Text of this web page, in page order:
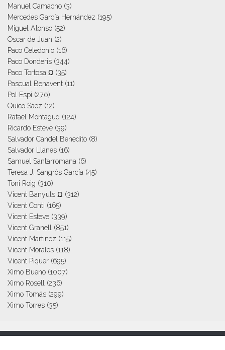
Manuel Camacho (3)
Mercedes García Hernández (195)
Miguel Alonso (52)
Oscar de Juan (2)
Paco Celedonio (16)
Paco Donderis (344)
Paco Tortosa Ω (35)
Pascual Benavent (11)
Pol Espi (270)
Quico Sáez (12)
Rafael Montagud (124)
Ricardo Esteve (39)
Salvador Candel Benedito (8)
Salvador Llanes (16)
Samuel Santarromana (6)
Teresa J. Sangrós García (45)
Toni Roig (310)
Vicent Banyuls Ω (312)
Vicent Conti (165)
Vicent Esteve (339)
Vicent Granell (851)
Vicent Martinez (115)
Vicent Morales (118)
Vicent Piquer (695)
Ximo Bueno (1007)
Ximo Rosell (236)
Ximo Tomás (299)
Ximo Torres (35)